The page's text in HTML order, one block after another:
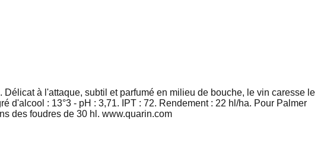
à l'attaque, subtil et parfumé en milieu de bouche, le vin caresse le
d'alcool : 13°3 - pH : 3,71. IPT : 72. Rendement : 22 hl/ha. Pour Palmer
des foudres de 30 hl. www.quarin.com